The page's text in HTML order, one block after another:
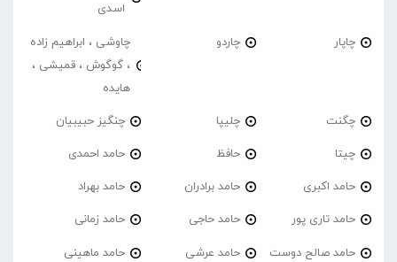
اسدی
چاپار چاردو
چاوشی ، ابراهیم زاده
، گوگوش ، قمیشی ،
هایده
چگنت چلیپا چنگیز حبیبیان
چیتا حافظ حامد احمدی
حامد اکبری حامد برادران حامد بهراد
حامد تاری پور حامد حاجی حامد زمانی
حامد صالح دوست حامد عرشی حامد ماهینی